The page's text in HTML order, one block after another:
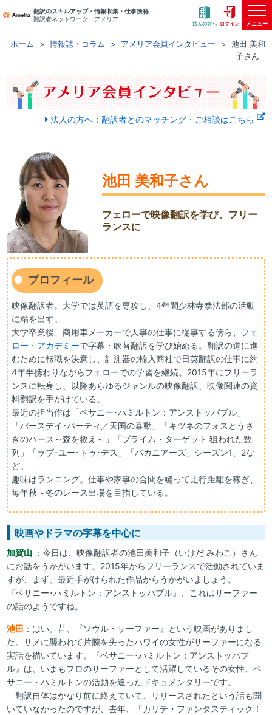
翻訳のスキルアップ・情報収集・仕事獲得
翻訳者ネットワーク アメリア
法人の方へ ログイン メニュー
ホーム 情報誌・コラム アメリア会員インタビュー
池田 美和
子さん
法人の方へ：翻訳者とのマッチング・ご相談はこちら
池田 美和子さん
フェローで映像翻訳を学び、フリー
ランスに
プロフィール
映像翻訳者。大学では英語を専攻し、4年間少林寺拳法部の活動
に精を出す。
大学卒業後、商用車メーカーで人事の仕事に従事する傍ら、 フェ
ロー・アカデミーで字幕・吹替翻訳を学び始める。翻訳の道に進
むために転職を決意し、計測器の輸入商社で日英翻訳の仕事に約
4年半携わりながらフェローでの学習を継続。2015年にフリーラ
ンスに転身し、以降あらゆるジャンルの映像翻訳、映像関連の資
料翻訳を手がけている。
最近の担当作は「ベサニー･ハミルトン：アンストッパブル」
「バースデイ･パーティ／天国の暴動」「キツネのフォスとうさ
ぎのハース～森を救え～」「プライム・ターゲット 狙われた数
列」「ラブ･ユー･トゥ･デス」「バカニアーズ」シーズン1、2な
ど。
趣味はランニング。仕事や家事の合間を縫って走行距離を稼ぎ、
毎年秋～冬のレース出場を目指している。
映画やドラマの字幕を中心に
加賀山 ：今日は、映像翻訳者の池田美和子（いけだ みわこ）さん
にお話をうかがいます。2015年からフリーランスで活動されていま
すが、まず、最近手がけられた作品からうかがいましょう。
『ベサニー･ハミルトン：アンストッパブル』、これはサーファー
の話のようですね。
池田 ：はい。昔、『ソウル・サーファー』という映画がありまし
た。サメに襲われて片腕を失ったハワイの女性がサーファーになる
実話を描いています。『ベサニー･ハミルトン：アンストッパブ
ル』は、いまもプロのサーファーとして活躍しているその女性、ベ
サニー・ハミルトンの活動を追ったドキュメンタリーです。
翻訳自体はかなり前に終えていて、リリースされたという話も聞
いていなかったのですが、去年、「カリテ・ファンタスティック！